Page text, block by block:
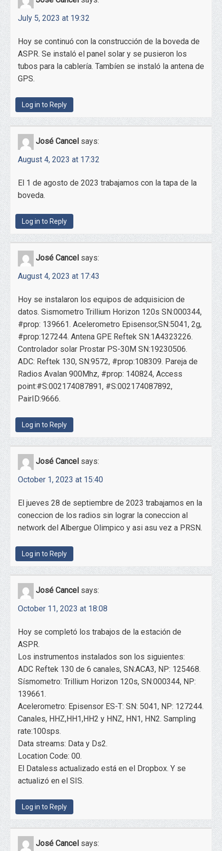
July 5, 2023 at 19:32
Hoy se continuó con la construcción de la boveda de
ASPR. Se instaló el panel solar y se pusieron los
tubos para la cablería. Tambíen se instaló la antena de
GPS.
Log in to Reply
José Cancel says:
August 4, 2023 at 17:32
El 1 de agosto de 2023 trabajamos con la tapa de la
boveda.
Log in to Reply
José Cancel says:
August 4, 2023 at 17:43
Hoy se instalaron los equipos de adquisicion de
datos. Sismometro Trillium Horizon 120s SN:000344,
#prop: 139661. Acelerometro Episensor,SN:5041, 2g,
#prop:127244. Antena GPE Reftek SN:1A4323226.
Controlador solar Prostar PS-30M SN:19230506.
ADC: Reftek 130, SN:9572, #prop:108309. Pareja de
Radios Avalan 900Mhz, #prop: 140824, Access
point:#S:002174087891, #S:002174087892,
PairID:9666.
Log in to Reply
José Cancel says:
October 1, 2023 at 15:40
El jueves 28 de septiembre de 2023 trabajamos en la
coneccion de los radios sin lograr la coneccion al
network del Albergue Olimpico y asi asu vez a PRSN.
Log in to Reply
José Cancel says:
October 11, 2023 at 18:08
Hoy se completó los trabajos de la estación de
ASPR.
Los instrumentos instalados son los siguientes:
ADC Reftek 130 de 6 canales, SN:ACA3, NP: 125468.
Sísmometro: Trillium Horizon 120s, SN:000344, NP:
139661.
Acelerometro: Episensor ES-T: SN: 5041, NP: 127244.
Canales, HHZ,HH1,HH2 y HNZ, HN1, HN2. Sampling
rate:100sps.
Data streams: Data y Ds2.
Location Code: 00.
El Dataless actualizado está en el Dropbox. Y se
actualizó en el SIS.
Log in to Reply
José Cancel says: